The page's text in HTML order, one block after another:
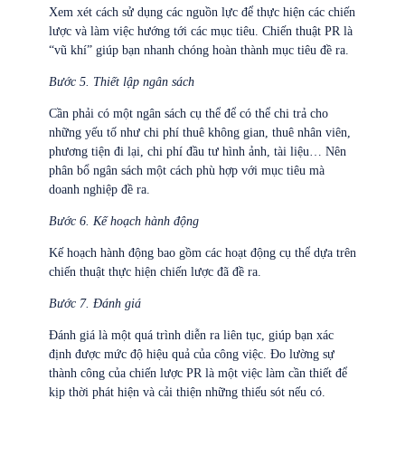
Xem xét cách sử dụng các nguồn lực để thực hiện các chiến
lược và làm việc hướng tới các mục tiêu. Chiến thuật PR là
“vũ khí” giúp bạn nhanh chóng hoàn thành mục tiêu đề ra.
Bước 5. Thiết lập ngân sách
Cần phải có một ngân sách cụ thể để có thể chi trả cho
những yếu tố như chi phí thuê không gian, thuê nhân viên,
phương tiện đi lại, chi phí đầu tư hình ảnh, tài liệu… Nên
phân bổ ngân sách một cách phù hợp với mục tiêu mà
doanh nghiệp đề ra.
Bước 6. Kế hoạch hành động
Kế hoạch hành động bao gồm các hoạt động cụ thể dựa trên
chiến thuật thực hiện chiến lược đã đề ra.
Bước 7. Đánh giá
Đánh giá là một quá trình diễn ra liên tục, giúp bạn xác
định được mức độ hiệu quả của công việc. Đo lường sự
thành công của chiến lược PR là một việc làm cần thiết để
kịp thời phát hiện và cải thiện những thiếu sót nếu có.